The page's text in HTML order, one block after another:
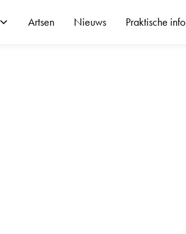
Artsen Nieuws Praktische info